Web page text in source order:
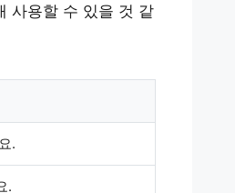
사용할 수 있을 것 같
.
.